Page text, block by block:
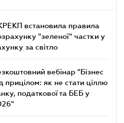
встановила правила
"зеленої" частки у
за світло
вебінар "Бізнес
прицілом: як не стати ціллю
податкової та БЕБ у